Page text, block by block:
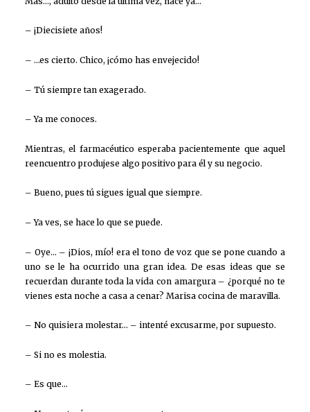
– ¡Diecisiete años!
– …es cierto. Chico, ¡cómo has envejecido!
– Tú siempre tan exagerado.
– Ya me conoces.
Mientras, el farmacéutico esperaba pacientemente que aquel
reencuentro produjese algo positivo para él y su negocio.
– Bueno, pues tú sigues igual que siempre.
– Ya ves, se hace lo que se puede.
– Oye… – ¡Dios, mío! era el tono de voz que se pone cuando a
uno se le ha ocurrido una gran idea. De esas ideas que se
recuerdan durante toda la vida con amargura – ¿porqué no te
vienes esta noche a casa a cenar? Marisa cocina de maravilla.
– No quisiera molestar… – intenté excusarme, por supuesto.
– Si no es molestia.
– Es que…